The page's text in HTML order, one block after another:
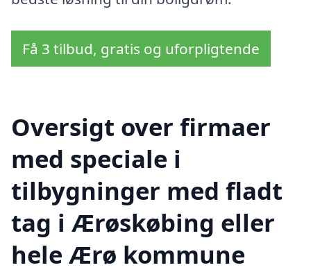
Få 3 tilbud, gratis og uforpligtende
Oversigt over firmaer
med speciale i
tilbygninger med fladt
tag i Ærøskøbing eller
hele Ærø kommune